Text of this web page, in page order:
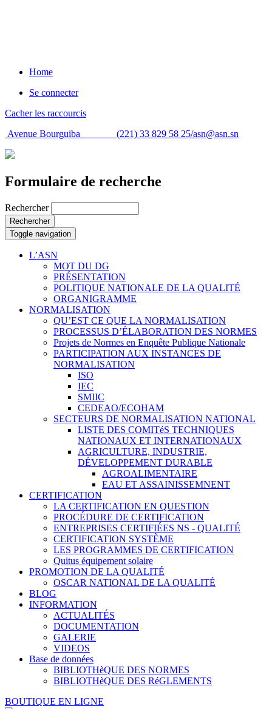
Home
Se connecter
Cacher les raccourcis
Avenue Bourguiba (221) 33 829 58 25/asn@asn.sn
Formulaire de recherche
Rechercher
Rechercher
Toggle navigation
L’ASN
MOT DU DG
PRÉSENTATION
POLITIQUE NATIONALE DE LA QUALITÉ
ORGANIGRAMME
NORMALISATION
QU’EST CE QUE LA NORMALISATION
PROCESSUS D’ÉLABORATION DES NORMES
Projets de Normes en Enquête Publique Nationale
PARTICIPATION AUX INSTANCES DE
NORMALISATION
ISO
IEC
SMIIC
CEDEAO/ECOHAM
SECTEURS DE NORMALISATION NATIONAL
LISTE DES COMITéS TECHNIQUES
NATIONAUX ET INTERNATIONAUX
AGRICULTURE, INDUSTRIE,
DÉVELOPPEMENT DURABLE
AGROALIMENTAIRE
EAU ET ASSAINISSEMNENT
CERTIFICATION
LA CERTIFICATION EN QUESTION
PROCÉDURE DE CERTIFICATION
ENTREPRISES CERTIFIÉES NS - QUALITÉ
CERTIFICATION SYSTÈME
LES PROGRAMMES DE CERTIFICATION
Quitus équipement solaire
PROMOTION DE LA QUALITÉ
OSCAR NATIONAL DE LA QUALITÉ
BLOG
INFORMATION
ACTUALITÉS
DOCUMENTATION
GALERIE
VIDEOS
Base de données
BIBLIOTHèQUE DES NORMES
BIBLIOTHèQUE DES RéGLEMENTS
BOUTIQUE EN LIGNE